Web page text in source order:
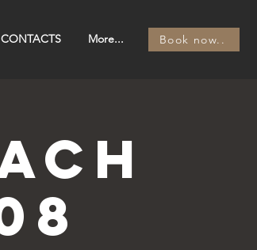
CONTACTS More... Book now..